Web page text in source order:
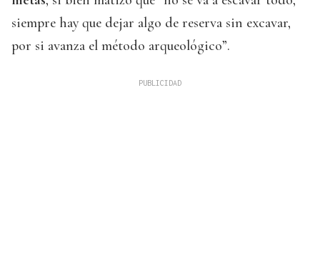
siempre hay que dejar algo de reserva sin excavar,
por si avanza el método arqueológico”.